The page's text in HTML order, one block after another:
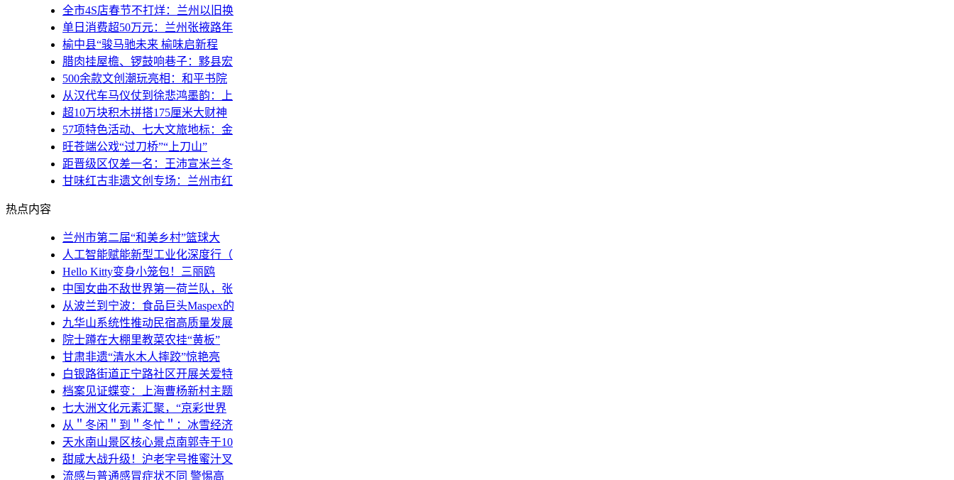
全市4S店春节不打烊：兰州以旧换
单日消费超50万元：兰州张掖路年
榆中县“骏马驰未来 榆味启新程
腊肉挂屋檐、锣鼓响巷子：黟县宏
500余款文创潮玩亮相：和平书院
从汉代车马仪仗到徐悲鸿墨韵：上
超10万块积木拼搭175厘米大财神
57项特色活动、七大文旅地标：金
旺苍端公戏“过刀桥”“上刀山”
距晋级区仅差一名：王沛宣米兰冬
甘味红古非遗文创专场：兰州市红
热点内容
兰州市第二届“和美乡村”篮球大
人工智能赋能新型工业化深度行（
Hello Kitty变身小笼包！三丽鸥
中国女曲不敌世界第一荷兰队，张
从波兰到宁波：食品巨头Maspex的
九华山系统性推动民宿高质量发展
院士蹲在大棚里教菜农挂“黄板”
甘肃非遗“清水木人摔跤”惊艳亮
白银路街道正宁路社区开展关爱特
档案见证蝶变：上海曹杨新村主题
七大洲文化元素汇聚，“京彩世界
从＂冬闲＂到＂冬忙＂：冰雪经济
天水南山景区核心景点南郭寺于10
甜咸大战升级！沪老字号推蜜汁叉
流感与普通感冒症状不同 警惕高